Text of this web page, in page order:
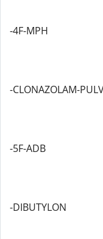
-4F-MPH
-CLONAZOLAM-
-5F-ADB
-DIBUTYLON